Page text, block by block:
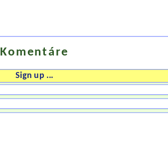
Komentáre
Sign up ...